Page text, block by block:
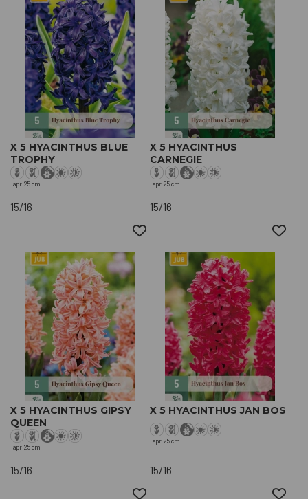
X 5 HYACINTHUS BLUE
TROPHY
apr 25 cm
15/16
X 5 HYACINTHUS
CARNEGIE
apr 25 cm
15/16
X 5 HYACINTHUS GIPSY
QUEEN
apr 25 cm
15/16
X 5 HYACINTHUS JAN BOS
apr 25 cm
15/16